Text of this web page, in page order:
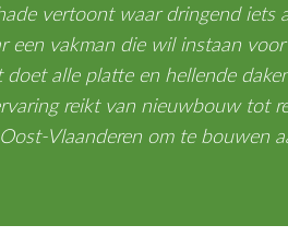
vertoont waar dringend iets
een vakman die wil instaan
doet alle platte en hellende
reikt van nieuwbouw tot
Vlaanderen om te bouwen